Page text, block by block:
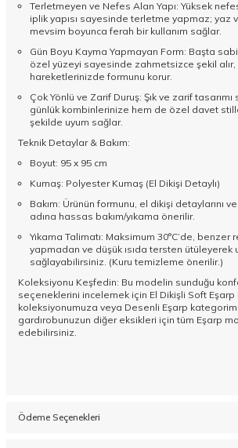
Terletmeyen ve Nefes Alan Yapı: Yüksek
iplik yapısı sayesinde terletme yapmaz; yaz
mevsim boyunca ferah bir kullanım sağlar.
Gün Boyu Kayma Yapmayan Form: Başta
özel yüzeyi sayesinde zahmetsizce şekil
hareketlerinizde formunu korur.
Çok Yönlü ve Zarif Duruş: Şık ve zarif
günlük kombinlerinize hem de özel davet
şekilde uyum sağlar.
Teknik Detaylar & Bakım:
Boyut: 95 x 95 cm
Kumaş: Polyester Kumaş (El Dikişi Detaylı)
Bakım: Ürünün formunu, el dikişi detaylarını ve
adına hassas bakım/yıkama önerilir.
Yıkama Talimatı: Maksimum 30°C’de, benzer
yapmadan ve düşük ısıda tersten ütüleyerek
sağlayabilirsiniz. (Kuru temizleme önerilir.)
Koleksiyonu Keşfedin: Bu modelin sunduğu
seçeneklerini incelemek için El Dikişli Soft Eşarp
koleksiyonumuza veya Desenli Eşarp
gardırobunuzun diğer eksikleri için tüm Eşarp
edebilirsiniz.
Ödeme Seçenekleri